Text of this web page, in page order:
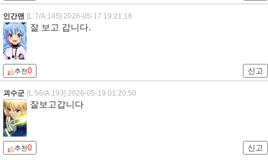
인간맨 [L:7/A:145] 2026-05-17 19:21:18
잘 보고 갑니다.
추천0 신고
괴수군 [L:56/A:193] 2026-05-19 01:20:50
잘보고갑니다
추천0 신고